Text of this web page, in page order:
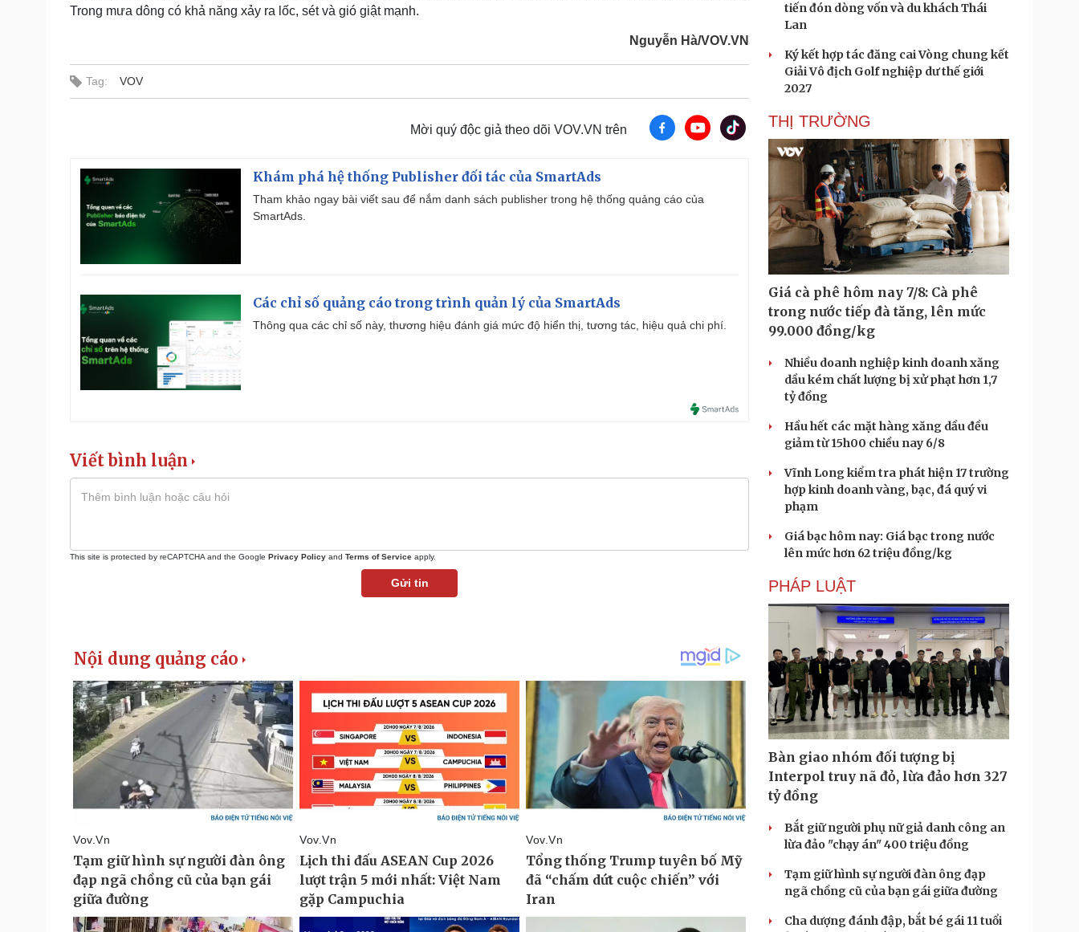
Trong mưa dông có khả năng xảy ra lốc, sét và gió giật mạnh.
Nguyễn Hà/VOV.VN
Tag: VOV
Mời quý độc giả theo dõi VOV.VN trên
Khám phá hệ thống Publisher đối tác của SmartAds
Tham khảo ngay bài viết sau để nắm danh sách publisher trong hệ thống quảng cáo của
SmartAds.
Các chỉ số quảng cáo trong trình quản lý của SmartAds
Thông qua các chỉ số này, thương hiệu đánh giá mức độ hiển thị, tương tác, hiệu quả chi phí.
Viết bình luận
This site is protected by reCAPTCHA and the Google Privacy Policy and Terms of Service apply.
Gửi tin
tiến đón dòng vốn và du khách Thái
Lan
Ký kết hợp tác đăng cai Vòng chung kết
Giải Vô địch Golf nghiệp dư thế giới
2027
THỊ TRƯỜNG
Giá cà phê hôm nay 7/8: Cà phê
trong nước tiếp đà tăng, lên mức
99.000 đồng/kg
Nhiều doanh nghiệp kinh doanh xăng
dầu kém chất lượng bị xử phạt hơn 1,7
tỷ đồng
Hầu hết các mặt hàng xăng dầu đều
giảm từ 15h00 chiều nay 6/8
Vĩnh Long kiểm tra phát hiện 17 trường
hợp kinh doanh vàng, bạc, đá quý vi
phạm
Giá bạc hôm nay: Giá bạc trong nước
lên mức hơn 62 triệu đồng/kg
PHÁP LUẬT
Bàn giao nhóm đối tượng bị
Interpol truy nã đỏ, lừa đảo hơn 327
tỷ đồng
Bắt giữ người phụ nữ giả danh công an
lừa đảo "chạy án" 400 triệu đồng
Tạm giữ hình sự người đàn ông đạp
ngã chồng cũ của bạn gái giữa đường
Cha dượng đánh đập, bắt bé gái 11 tuổi